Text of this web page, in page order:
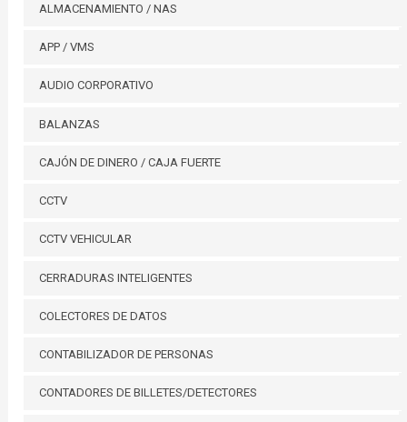
ALMACENAMIENTO / NAS
APP / VMS
AUDIO CORPORATIVO
BALANZAS
CAJÓN DE DINERO / CAJA FUERTE
CCTV
CCTV VEHICULAR
CERRADURAS INTELIGENTES
COLECTORES DE DATOS
CONTABILIZADOR DE PERSONAS
CONTADORES DE BILLETES/DETECTORES